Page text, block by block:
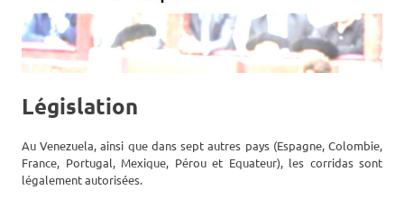
Législation
Au Venezuela, ainsi que dans sept autres pays (Espagne, Colombie,
France, Portugal, Mexique, Pérou et Equateur), les corridas sont
légalement autorisées.